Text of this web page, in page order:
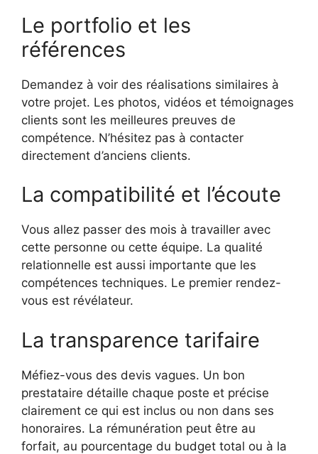
Le portfolio et les
références
Demandez à voir des réalisations similaires à
votre projet. Les photos, vidéos et témoignages
clients sont les meilleures preuves de
compétence. N’hésitez pas à contacter
directement d’anciens clients.
La compatibilité et l’écoute
Vous allez passer des mois à travailler avec
cette personne ou cette équipe. La qualité
relationnelle est aussi importante que les
compétences techniques. Le premier rendez-
vous est révélateur.
La transparence tarifaire
Méfiez-vous des devis vagues. Un bon
prestataire détaille chaque poste et précise
clairement ce qui est inclus ou non dans ses
honoraires. La rémunération peut être au
forfait, au pourcentage du budget total ou à la